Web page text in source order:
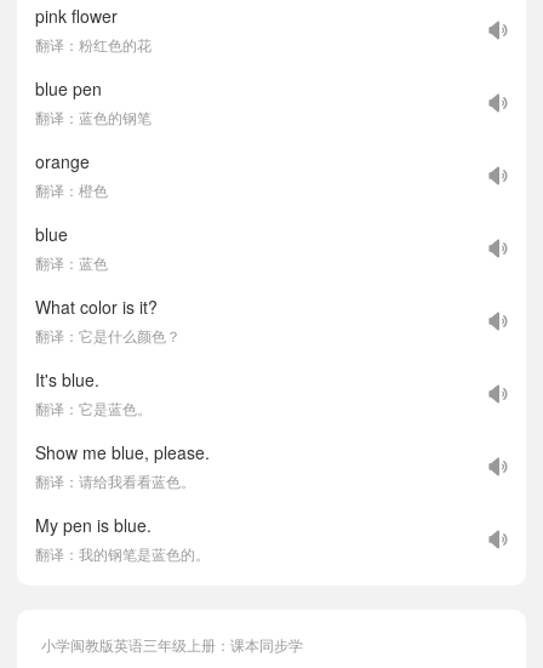
pink flower
翻译：粉红色的花
blue pen
翻译：蓝色的钢笔
orange
翻译：橙色
blue
翻译：蓝色
What color is it?
翻译：它是什么颜色？
It's blue.
翻译：它是蓝色。
Show me blue, please.
翻译：请给我看看蓝色。
My pen is blue.
翻译：我的钢笔是蓝色的。
小学闽教版英语三年级上册：课本同步学